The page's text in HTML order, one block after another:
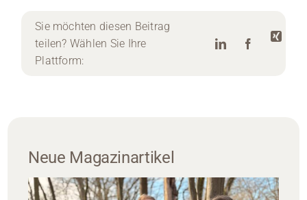
Sie möchten diesen Beitrag
teilen? Wählen Sie Ihre
Plattform:
Neue Magazinartikel